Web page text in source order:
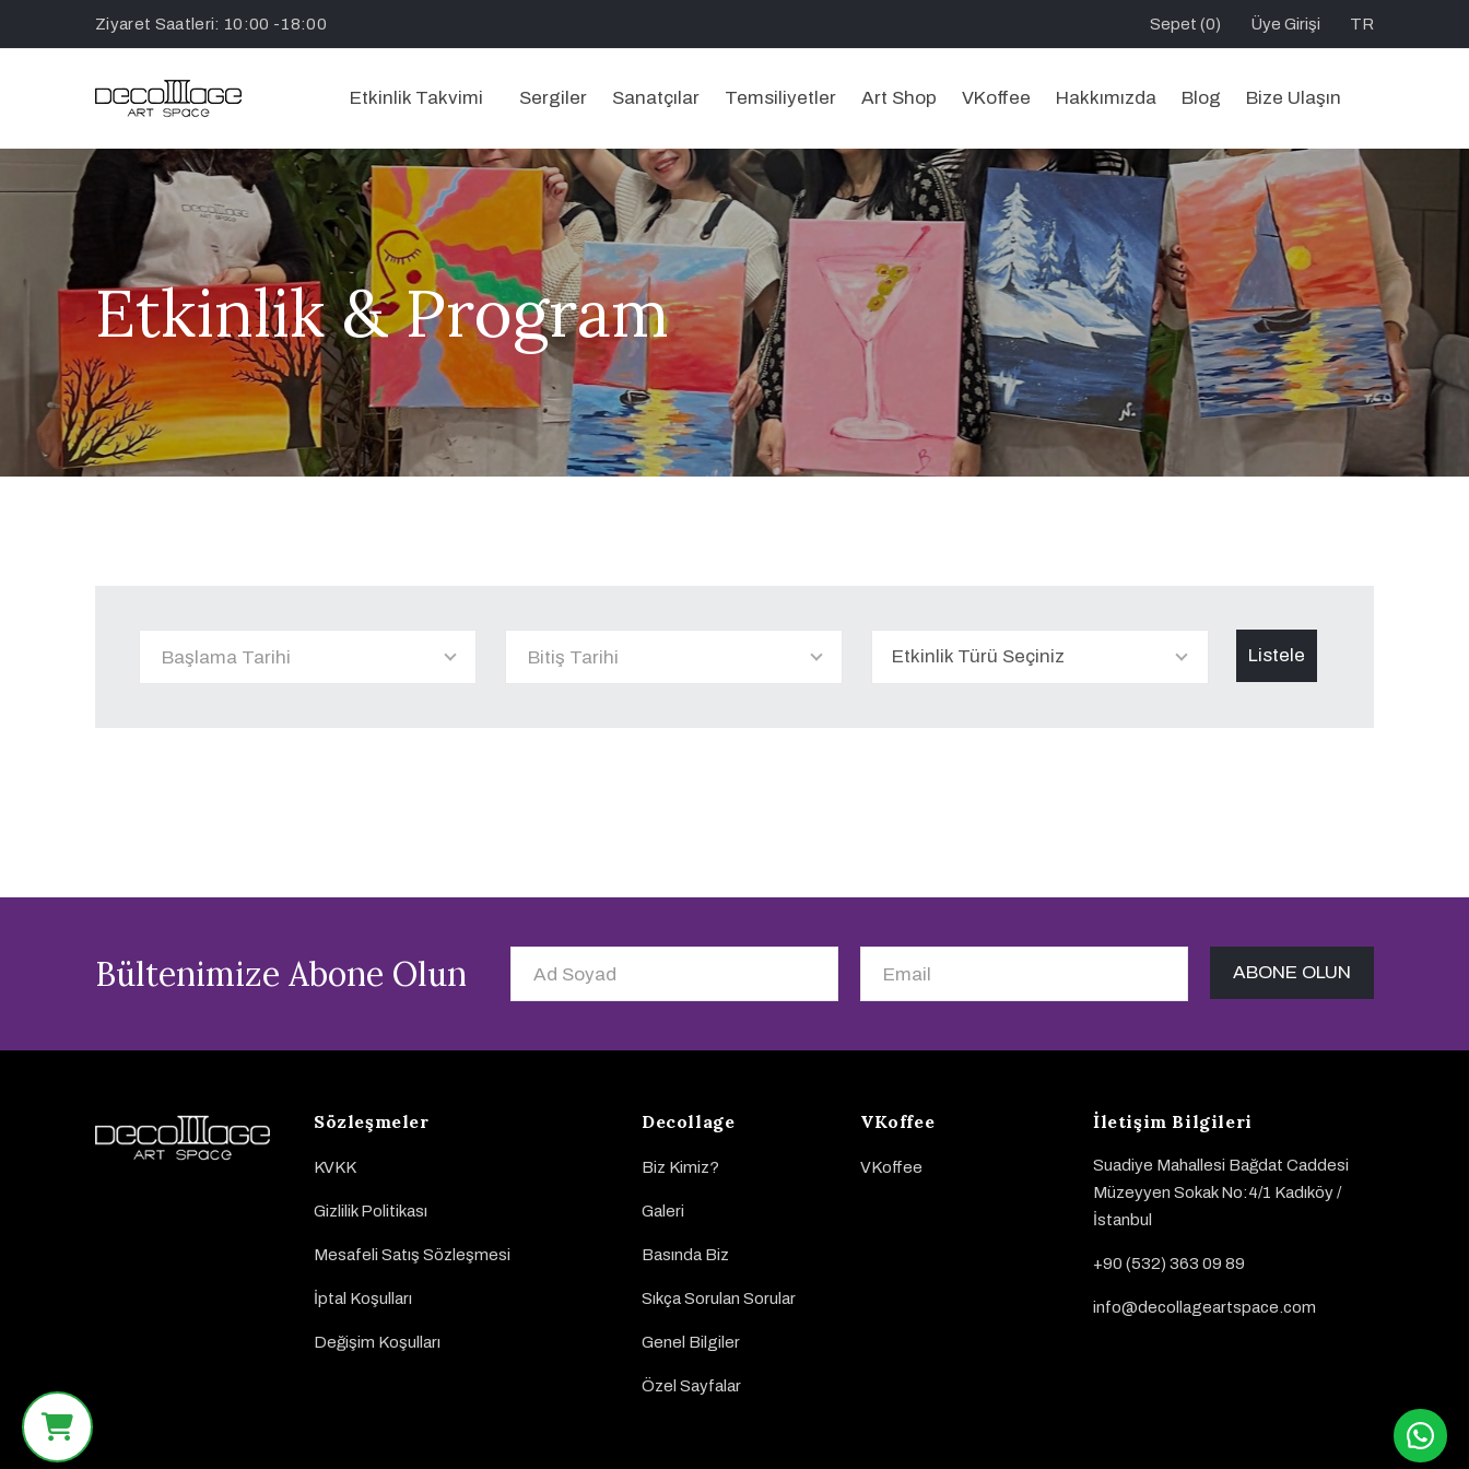
Ziyaret Saatleri: 10:00 -18:00 Sepet (0) Üye Girişi TR
Etkinlik Takvimi Sergiler Sanatçılar Temsiliyetler Art Shop VKoffee Hakkımızda Blog Bize Ulaşın
Etkinlik & Program
Etkinlik Türü Seçiniz
Bültenimize Abone Olun
Sözleşmeler
KVKK
Gizlilik Politikası
Mesafeli Satış Sözleşmesi
İptal Koşulları
Değişim Koşulları
Decollage
Biz Kimiz?
Galeri
Basında Biz
Sıkça Sorulan Sorular
Genel Bilgiler
Özel Sayfalar
VKoffee
VKoffee
İletişim Bilgileri
Suadiye Mahallesi Bağdat Caddesi
Müzeyyen Sokak No:4/1 Kadıköy /
İstanbul
+90 (532) 363 09 89
info@decollageartspace.com